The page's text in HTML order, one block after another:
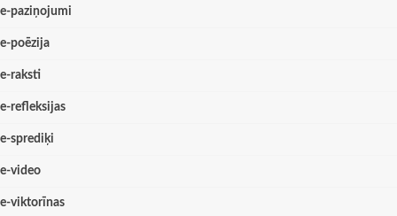
e-paziņojumi
e-poēzija
e-raksti
e-refleksijas
e-sprediķi
e-video
e-viktorīnas